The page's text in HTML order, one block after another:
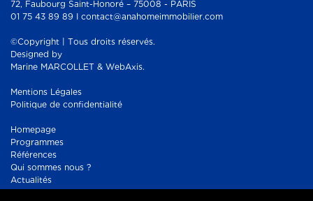
72, Faubourg Saint-Honoré – 75008 - PARIS
01 75 43 89 89 I contact@anahomeimmobilier.com
©Copyright | Tous droits réservés.
Designed by
Marine MARCOLLET & WebAxis.
Mentions Légales
Politique de confidentialité
Homepage
Programmes
Références
Qui sommes nous ?
Actualités